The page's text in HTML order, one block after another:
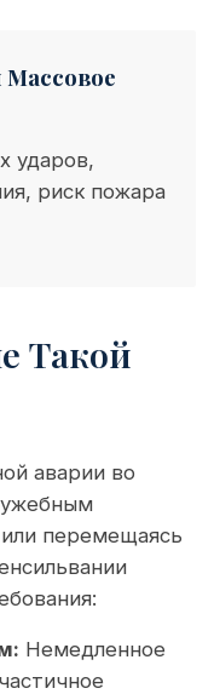
ударов,
риск пожара
Такой
аварии во
перемещаясь
Немедленное